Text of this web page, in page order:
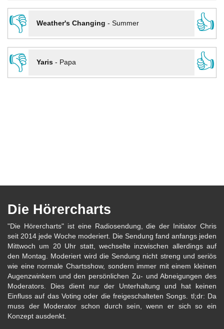
👎
Weather's Changing - Summer
👍
👎
Yaris- Papa 👍
Die Hörercharts
"Die Hörercharts" ist eine Radiosendung, die der Initiator Chris
seit 2014 jede Woche moderiert. Die Sendung fand anfangs jeden
Mittwoch um 20 Uhr statt, wechselte inzwischen allerdings auf
den Montag. Moderiert wird die Sendung nicht streng und seriös
wie eine normale Chartsshow, sondern immer mit einem kleinen
Augenzwinkern und den persönlichen Zu- und Abneigungen des
Moderators. Dies dient nur der Unterhaltung und hat keinen
Einfluss auf das Voting oder die freigeschalteten Songs. tl;dr: Da
muss der Moderator schon durch sein, wenn er sich so ein
Konzept ausdenkt.